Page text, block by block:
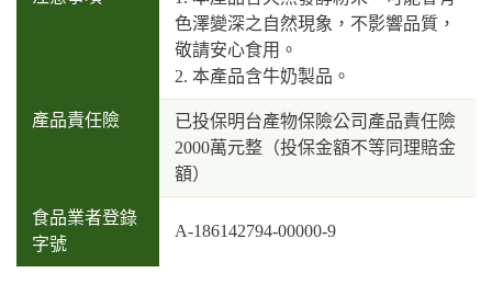
色澤變深之自然現象，不影響品質，
敬請安心食用。
2. 本產品含牛奶製品。
產品責任險
已投保明台產物保險公司產品責任險
2000萬元整（投保金額不等同理賠金
額）
食品業者登錄
字號
A-186142794-00000-9